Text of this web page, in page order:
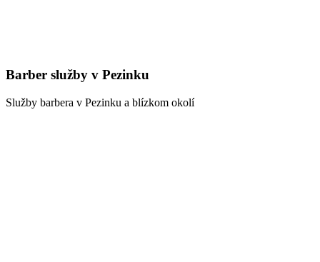
Barber služby v Pezinku
Služby barbera v Pezinku a blízkom okolí